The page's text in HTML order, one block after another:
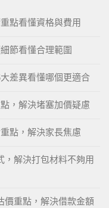
點看懂資格與費用
節看懂合理範圍
差異看懂哪個更適合
，解決堵塞加價疑慮
點，解決家長焦慮
，解決打包材料不夠用
價重點，解決借款金額